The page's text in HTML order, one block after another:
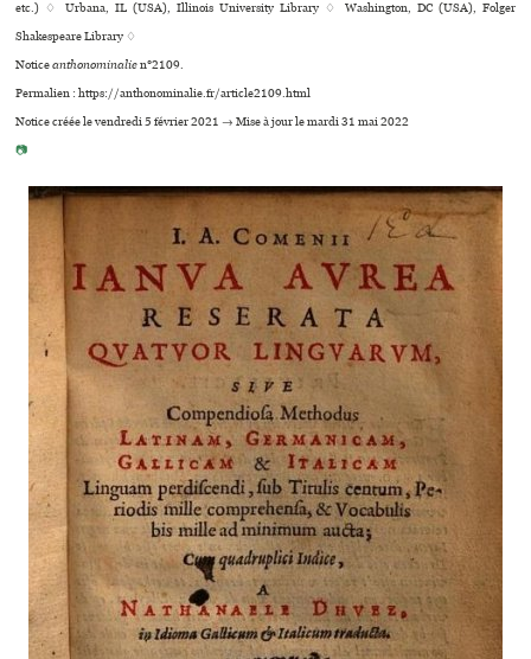
etc.) ♢ Urbana, IL (USA), Illinois University Library ♢ Washington, DC (USA), Folger
Shakespeare Library ♢
Noticeanthonominalien°2109.
Permalien : https://anthonominalie.fr/article2109.html
Notice créée le vendredi 5 février 2021 → Mise à jour le mardi 31 mai 2022
📷